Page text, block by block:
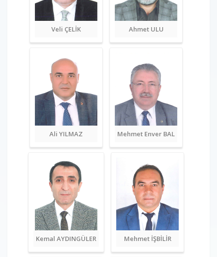
Veli ÇELİK Ahmet ULU
Ali YILMAZ Mehmet Enver BAL
Kemal AYDINGÜLER Mehmet İŞBİLİR